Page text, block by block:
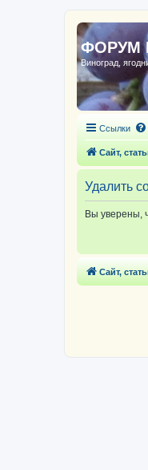
ФОРУМ
Виноград,
Ссылки
Сайт,
Удалить
Вы уверены,
Сайт,